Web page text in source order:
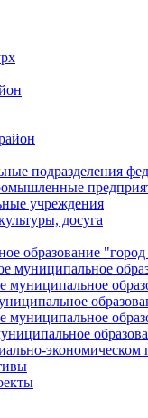
подразделения
учреждения
досуга
образование
муниципальное
муниципальное
муниципальное
экономическом